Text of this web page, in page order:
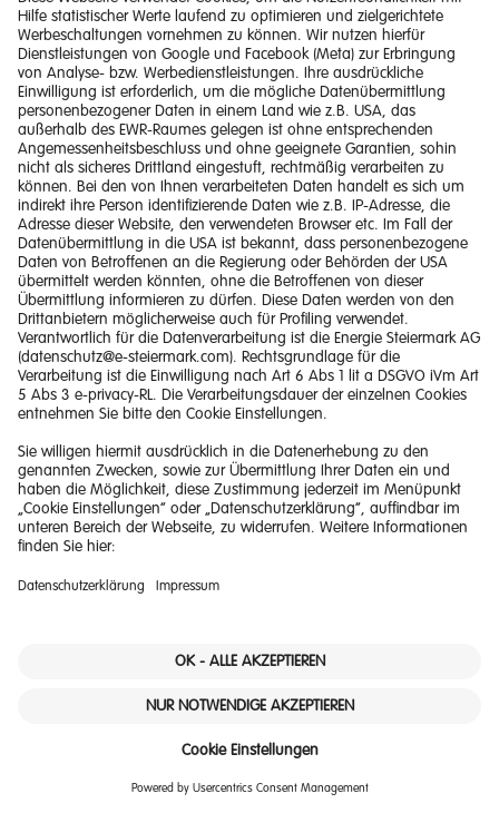
Martina Kiefer
Public Affairs
Strategie und Business Development
publicaffairs(at)e-steiermark.com